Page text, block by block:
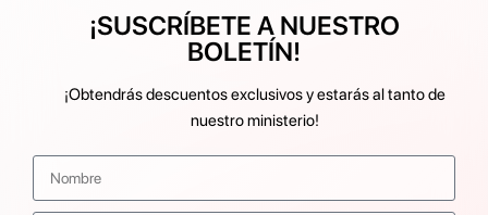
¡SUSCRÍBETE A NUESTRO
BOLETÍN!
¡Obtendrás descuentos exclusivos y estarás al tanto de
nuestro ministerio!